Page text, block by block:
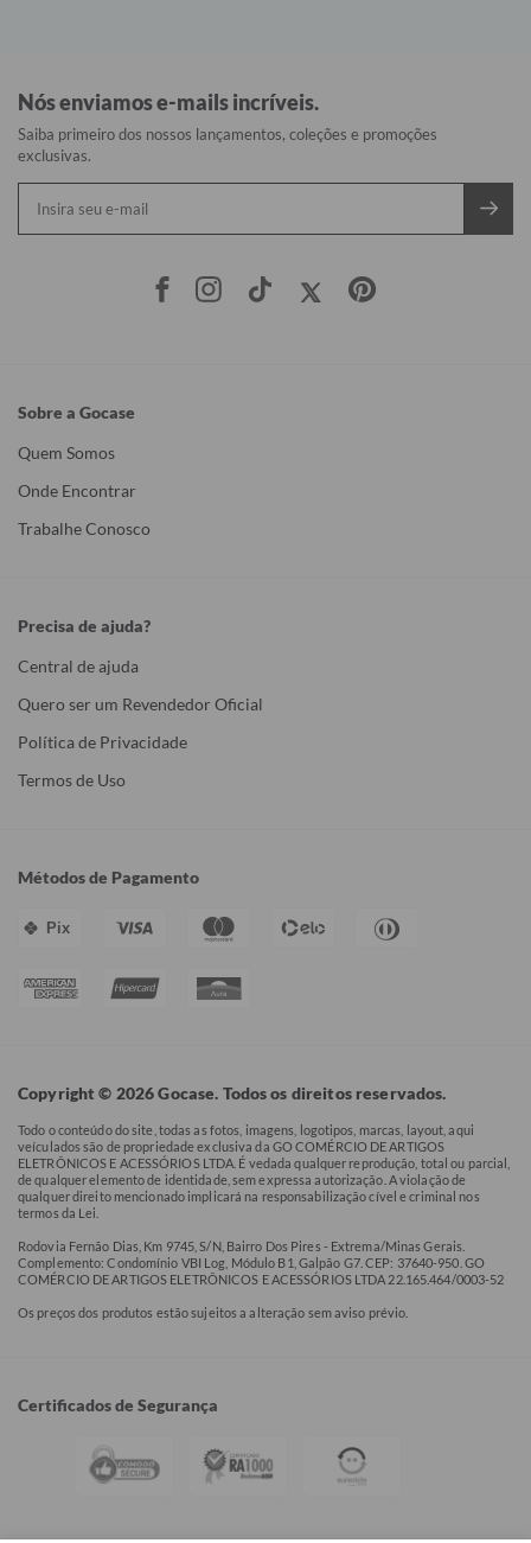
Nós enviamos e-mails incríveis.
Saiba primeiro dos nossos lançamentos, coleções e promoções
exclusivas.
Sobre a Gocase
Quem Somos
Onde Encontrar
Trabalhe Conosco
Precisa de ajuda?
Central de ajuda
Quero ser um Revendedor Oficial
Política de Privacidade
Termos de Uso
Métodos de Pagamento
Pix
Copyright © 2026 Gocase. Todos os direitos reservados.
Todo o conteúdo do site, todas as fotos, imagens, logotipos, marcas, layout, aqui
veículados são de propriedade exclusiva da GO COMÉRCIO DE ARTIGOS
ELETRÔNICOS E ACESSÓRIOS LTDA. É vedada qualquer reprodução, total ou parcial,
de qualquer elemento de identidade, sem expressa autorização. A violação de
qualquer direito mencionado implicará na responsabilização cível e criminal nos
termos da Lei.
Rodovia Fernão Dias, Km 9745, S/N, Bairro Dos Pires - Extrema/Minas Gerais.
Complemento: Condomínio VBI Log, Módulo B1, Galpão G7. CEP: 37640-950. GO
COMÉRCIO DE ARTIGOS ELETRÔNICOS E ACESSÓRIOS LTDA 22.165.464/0003-52
Os preços dos produtos estão sujeitos a alteração sem aviso prévio.
Certificados de Segurança